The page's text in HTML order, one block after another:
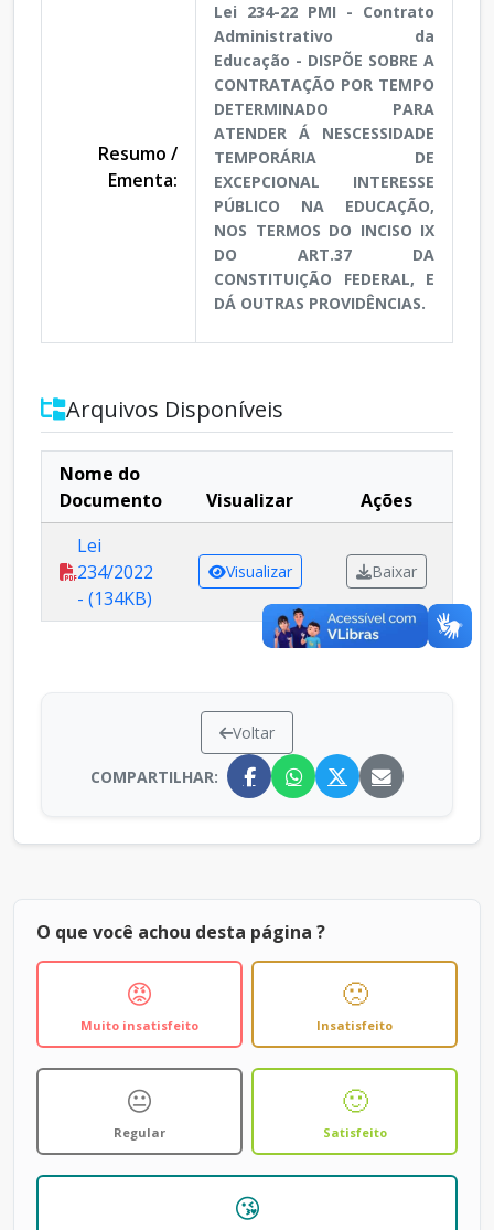
Resumo /
Ementa:
Lei 234-22 PMI - Contrato
Administrativo da
Educação - DISPÕE SOBRE A
CONTRATAÇÃO POR TEMPO
DETERMINADO PARA
ATENDER Á NESCESSIDADE
TEMPORÁRIA DE
EXCEPCIONAL INTERESSE
PÚBLICO NA EDUCAÇÃO,
NOS TERMOS DO INCISO IX
DO ART.37 DA
CONSTITUIÇÃO FEDERAL, E
DÁ OUTRAS PROVIDÊNCIAS.
Arquivos Disponíveis
Nome do
Documento
Visualizar
Ações
Lei
234/2022
- (134KB)
Visualizar Baixar
Voltar
COMPARTILHAR:
O que você achou desta página ?
😡
Muito insatisfeito
🙁
Insatisfeito
😐
Regular
🙂
Satisfeito
😘